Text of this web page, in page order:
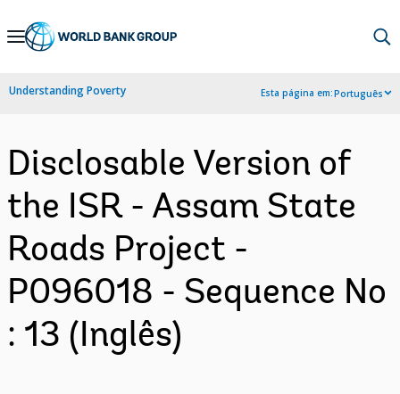
Skip
Navigation
Understanding Poverty Esta página em:Português
Disclosable Version of
the ISR - Assam State
Roads Project -
P096018 - Sequence No
: 13 (Inglês)